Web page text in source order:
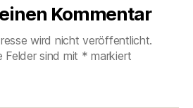
Kommentar
wird nicht veröffentlicht.
Felder sind mit * markiert